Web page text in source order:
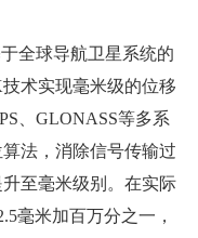
全球导航卫星系统的
术实现毫米级的位移
、GLONASS等多系
法，消除信号传输过
至毫米级别。在实际
毫米加百万分之一，